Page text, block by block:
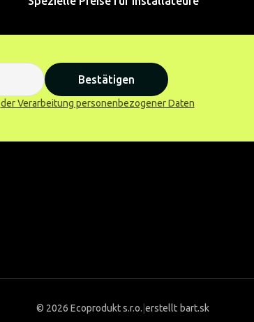
Bestätigen
der Verarbeitung personenbezogener Daten
© 2026 Ecoprodukt s.r.o. erstellt bart.sk